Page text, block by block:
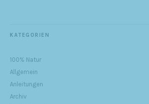
KATEGORIEN
100% Natur
Allgemein
Anleitungen
Archiv